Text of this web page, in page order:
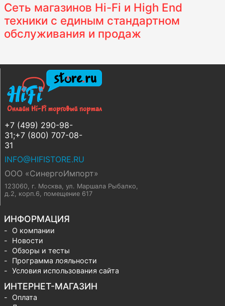
Сеть магазинов Hi-Fi и High End
техники с единым стандартном
обслуживания и продаж
+7 (499) 290-98-
31;+7 (800) 707-08-
31
INFO@HIFISTORE.RU
ООО «СинергоИмпорт»
123060, г. Москва, ул. Маршала Рыбалко,
д.2, корп.6, помещение 617
ИНФОРМАЦИЯ
О компании
Новости
Обзоры и тесты
Программа лояльности
Условия использования сайта
ИНТЕРНЕТ-МАГАЗИН
Оплата